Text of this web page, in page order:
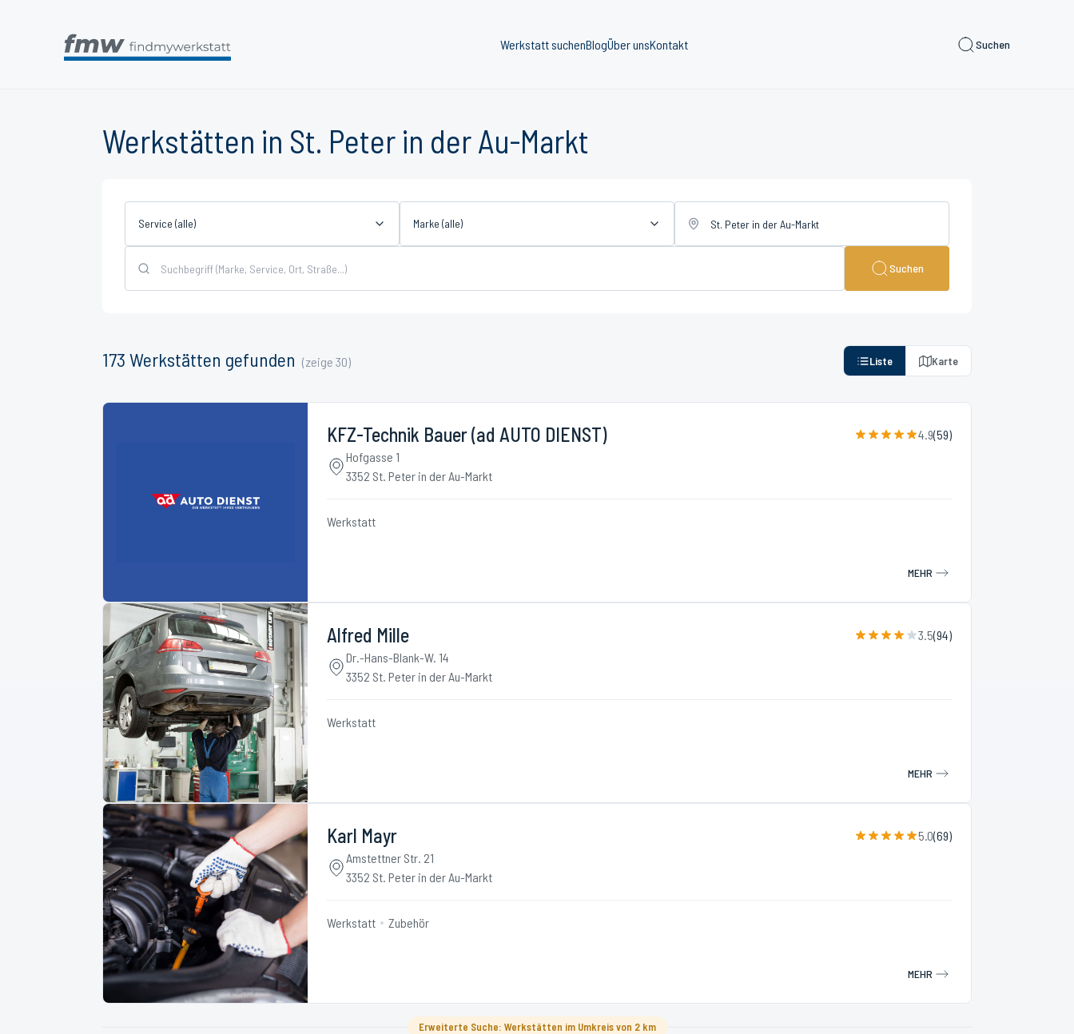
Werkstatt suchenBlogÜber unsKontakt Suchen
Werkstätten in St. Peter in der Au-Markt
Service (alle) Marke (alle)
Suchen
173 Werkstätten gefunden (zeige 30) Liste Karte
KFZ-Technik Bauer (ad AUTO DIENST) 4.9(59)
Hofgasse 1
3352 St. Peter in der Au-Markt
Werkstatt
MEHR
Alfred Mille 3.5(94)
Dr.-Hans-Blank-W. 14
3352 St. Peter in der Au-Markt
Werkstatt
MEHR
Karl Mayr 5.0(69)
Amstettner Str. 21
3352 St. Peter in der Au-Markt
Werkstatt Zubehör
MEHR
Erweiterte Suche: Werkstätten im Umkreis von 2 km